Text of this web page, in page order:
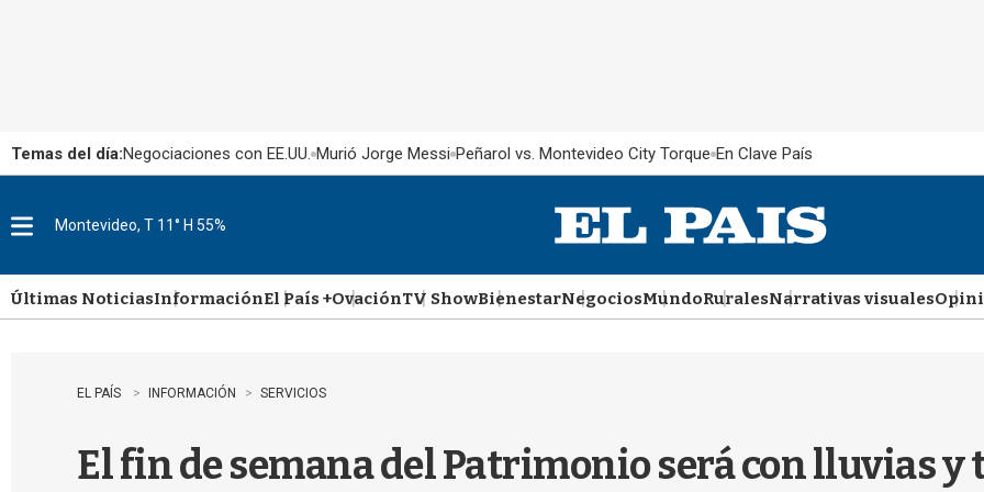
Temas del día:Negociaciones con EE.UU. Murió Jorge Messi Peñarol vs. Montevideo City Torque En Clave País
u
Montevideo, T 11° H 55%
Últimas NoticiasInformaciónEl País +OvaciónTV ShowBienestarNegociosMundoRuralesNarrativas visuales
EL PAÍS INFORMACIÓN SERVICIOS
El fin de semana del Patrimonio será con lluvias y